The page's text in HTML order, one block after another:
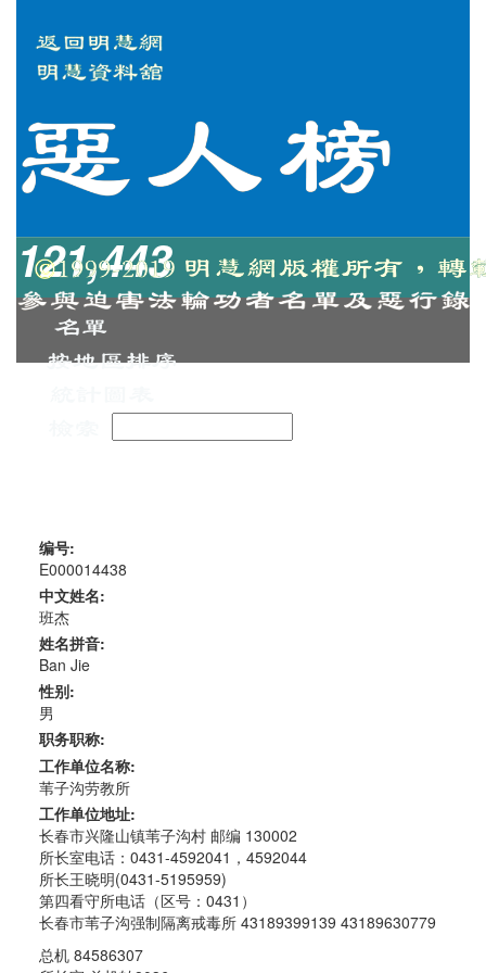
121,443
编号:
E000014438
中文姓名:
班杰
姓名拼音:
Ban Jie
性别:
男
职务职称:
工作单位名称:
苇子沟劳教所
工作单位地址:
长春市兴隆山镇苇子沟村 邮编 130002
所长室电话：0431-4592041，4592044
所长王晓明(0431-5195959)
第四看守所电话（区号：0431）
长春市苇子沟强制隔离戒毒所 43189399139 43189630779
总机 84586307